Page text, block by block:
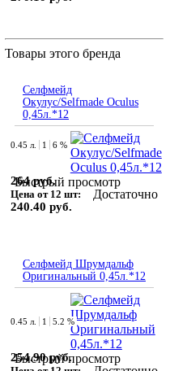
Товары этого бренда
Селфмейд
Окулус/Selfmade Oculus
0,45л.*12
Быстрый просмотр
0.45 л. 1 6 %
264 руб.
Цена от 12 шт:
240.40 руб.
Достаточно
Селфмейд Шрумдальф
Оригинальный 0,45л.*12
Быстрый просмотр
0.45 л. 1 5.2 %
254.90 руб.